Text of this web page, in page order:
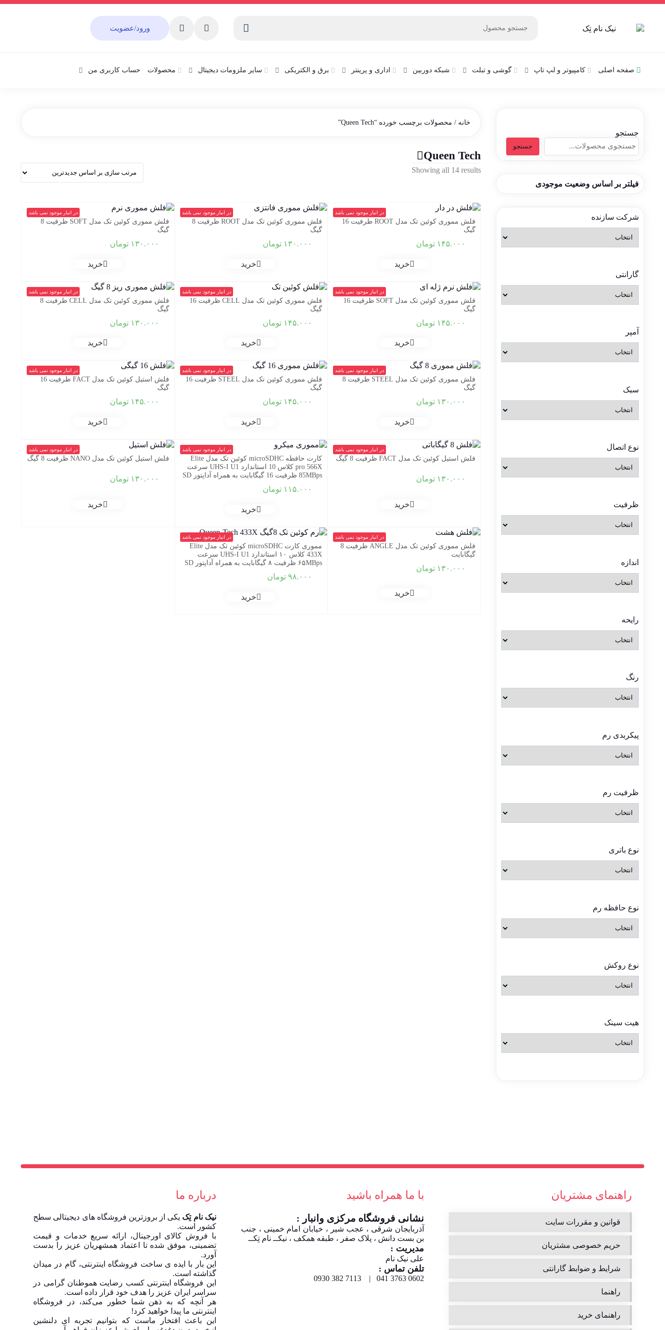
ورود/عضویت
صفحه اصلی کامپیوتر و‌‌‌‌‌ لپ تاپ گوشی و تبلت شبکه دوربین اداری و پرینتر برق و الکتریکی سایر ملزومات دیجیتال محصولات حساب کاربری من
جستجو
جستجو
فیلتر بر اساس وضعیت موجودی
شرکت سازنده
گارانتی
آمپر
سبک
نوع اتصال
ظرفیت
اندازه
رایحه
رنگ
پیکربدی رم
ظرفیت رم
نوع باتری
نوع حافظه رم
نوع روکش
هیت سینک
خانه / محصولات برچسب خورده “Queen Tech”
Queen Tech
Showing all 14 results
در انبار موجود نمی باشد
فلش مموری کوئین تک مدل ROOT ظرفیت 16
گیگ
۱۴۵.۰۰۰ تومان
خرید
در انبار موجود نمی باشد
فلش مموری کوئین تک مدل ROOT ظرفیت 8
گیگ
۱۳۰.۰۰۰ تومان
خرید
در انبار موجود نمی باشد
فلش مموری کوئین تک مدل SOFT ظرفیت 8
گیگ
۱۳۰.۰۰۰ تومان
خرید
در انبار موجود نمی باشد
فلش مموری کوئین تک مدل SOFT ظرفیت 16
گیگ
۱۴۵.۰۰۰ تومان
خرید
در انبار موجود نمی باشد
فلش مموری کوئین تک مدل CELL ظرفیت 16
گیگ
۱۴۵.۰۰۰ تومان
خرید
در انبار موجود نمی باشد
فلش مموری کوئین تک مدل CELL ظرفیت 8
گیگ
۱۳۰.۰۰۰ تومان
خرید
در انبار موجود نمی باشد
فلش مموری کوئین تک مدل STEEL ظرفیت 8
گیگ
۱۳۰.۰۰۰ تومان
خرید
در انبار موجود نمی باشد
فلش مموری کوئین تک مدل STEEL ظرفیت 16
گیگ
۱۴۵.۰۰۰ تومان
خرید
در انبار موجود نمی باشد
فلش استیل کوئین تک مدل FACT ظرفیت 16
گیگ
۱۴۵.۰۰۰ تومان
خرید
در انبار موجود نمی باشد
فلش استیل کوئین تک مدل FACT ظرفیت 8 گیگ
۱۳۰.۰۰۰ تومان
خرید
در انبار موجود نمی باشد
کارت حافظه microSDHC کوئین تک مدل Elite
pro 566X کلاس 10 استاندارد UHS-I U1 سرعت
85MBps ظرفیت 16 گیگابایت به همراه آداپتور SD
۱۱۵.۰۰۰ تومان
خرید
در انبار موجود نمی باشد
فلش استیل کوئین تک مدل NANO ظرفیت 8 گیگ
۱۳۰.۰۰۰ تومان
خرید
در انبار موجود نمی باشد
فلش مموری کوئین تک مدل ANGLE ظرفیت 8
گیگابایت
۱۳۰.۰۰۰ تومان
خرید
در انبار موجود نمی باشد
مموری کارت microSDHC کوئین تک مدل Elite
433X کلاس ۱۰ استاندارد UHS-I U1 سرعت
۶۵MBps ظرفیت ۸ گیگابایت به همراه آداپتور SD
۹۸.۰۰۰ تومان
خرید
راهنمای مشتریان
قوانین و مقررات سایت
حریم خصوصی مشتریان
شرایط و ضوابط گارانتی
راهنما
راهنمای خرید
با ما همراه باشید
نشانی فروشگاه مرکزی وانبار :
آذربایجان شرقی ، عجب شیر ، خیابان امام خمینی ، جنب
بن بست دانش ، پلاک صفر ، طبقه همکف ، نیکــ نام تِکــ
مدیریت :
علی نیک نام
تلفن تماس :
0602 3763 041 | 7113 382 0930
درباره ما
نیک نام تِک یکی از بروزترین فروشگاه های دیجیتالی سطح
کشور است.
با فروش کالای اورجینال، ارائه سریع خدمات و قیمت
تضمینی، موفق شده تا اعتماد همشهریان عزیز را بدست
آورد.
این بار با ایده ی ساخت فروشگاه اینترنتی، گام در میدان
گذاشته است.
این فروشگاه اینترنتی کسب رضایت هموطنان گرامی در
سراسر ایران عزیز را هدف خود قرار داده است.
هر آنچه که به ذهن شما خطور می‌کند، در فروشگاه
اینترنتی ما پیدا خواهید کرد!
این باعث افتخار ماست که بتوانیم تجربه ای دلنشین